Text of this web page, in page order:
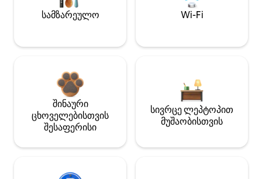
სამზარეულო Wi-Fi
შინაური
ცხოველებისთვის
შესაფერისი
სივრცე ლეპტოპით
მუშაობისთვის